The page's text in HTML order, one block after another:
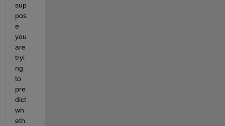
sup
pos
e
you
are
tryi
ng
to
pre
dict
wh
eth